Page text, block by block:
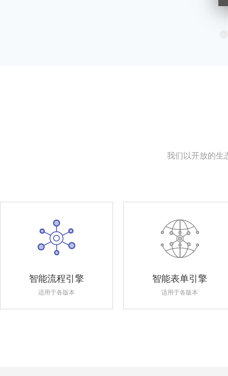
我们以开放的生
智能流程引擎
适用于各版本
智能表单引擎
适用于各版本